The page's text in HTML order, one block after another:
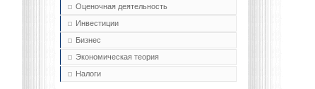
Оценочная деятельность
Инвестиции
Бизнес
Экономическая теория
Налоги